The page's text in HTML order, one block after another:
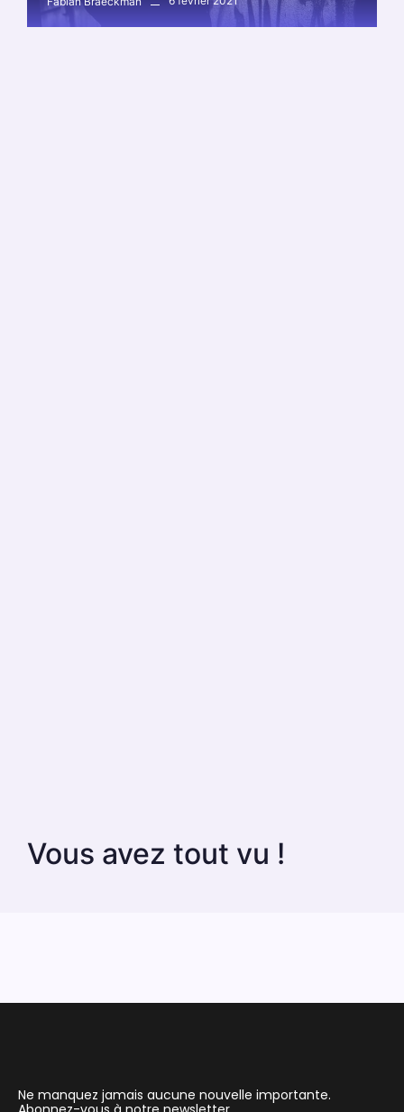
Vous avez tout vu !
Ne manquez jamais aucune nouvelle importante.